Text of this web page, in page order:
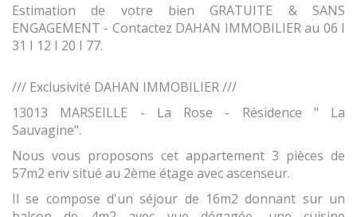
Estimation de votre bien GRATUITE & SANS
ENGAGEMENT - Contactez DAHAN IMMOBILIER au 06 I
31 I 12 I 20 I 77.
/// Exclusivité DAHAN IMMOBILIER ///
13013 MARSEILLE - La Rose - Résidence " La
Sauvagine".
Nous vous proposons cet appartement 3 pièces de
57m2 env situé au 2ème étage avec ascenseur.
Il se compose d'un séjour de 16m2 donnant sur un